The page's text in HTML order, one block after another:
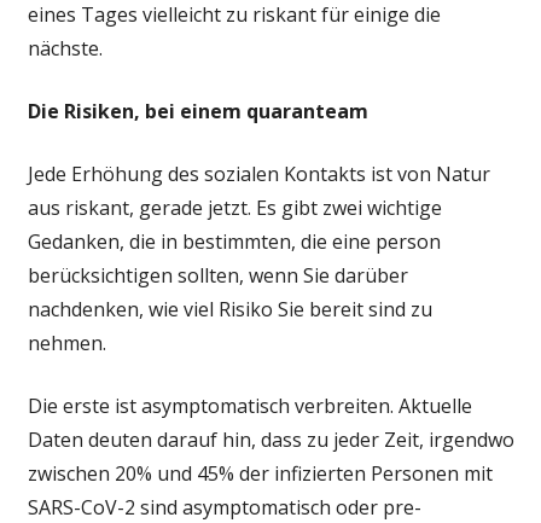
eines Tages vielleicht zu riskant für einige die
nächste.
Die Risiken, bei einem quaranteam
Jede Erhöhung des sozialen Kontakts ist von Natur
aus riskant, gerade jetzt. Es gibt zwei wichtige
Gedanken, die in bestimmten, die eine person
berücksichtigen sollten, wenn Sie darüber
nachdenken, wie viel Risiko Sie bereit sind zu
nehmen.
Die erste ist asymptomatisch verbreiten. Aktuelle
Daten deuten darauf hin, dass zu jeder Zeit, irgendwo
zwischen 20% und 45% der infizierten Personen mit
SARS-CoV-2 sind asymptomatisch oder pre-